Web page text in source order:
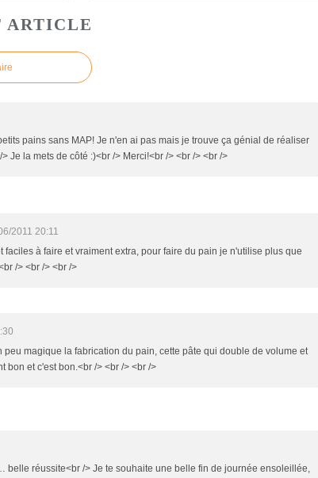
ARTICLE
pains sans MAP! Je n'en ai pas mais je trouve ça génial de réaliser
Je la mets de côté :)<br /> Merci!<br /> <br /> <br />
2011 20:11
faciles à faire et vraiment extra, pour faire du pain je n'utilise plus que
/> <br /> <br />
peu magique la fabrication du pain, cette pâte qui double de volume et
bon et c'est bon.<br /> <br /> <br />
belle réussite<br /> Je te souhaite une belle fin de journée ensoleillée,